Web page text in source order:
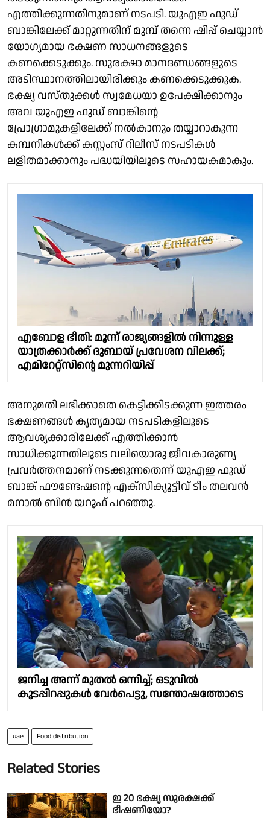
എത്തിക്കുന്നതിനുമാണ് നടപടി. യുഎഇ ഫുഡ്
ബാങ്കിലേക്ക് മാറ്റുന്നതിന് മുമ്പ് തന്നെ ഷിപ്പ് ചെയ്യാന്‍
യോഗ്യമായ ഭക്ഷണ സാധനങ്ങളുടെ
കണക്കെടുക്കും. സുരക്ഷാ മാനദണ്ഡങ്ങളുടെ
അടിസ്ഥാനത്തിലായിരിക്കും കണക്കെടുക്കുക.
ഭക്ഷ്യ വസ്തുക്കള്‍ സ്വമേധയാ ഉപേക്ഷിക്കാനും
അവ യുഎഇ ഫുഡ് ബാങ്കിന്റെ
പ്രോഗ്രാമുകളിലേക്ക് നല്‍കാനും തയ്യാറാകുന്ന
കമ്പനികള്‍ക്ക് കസ്റ്റംസ് റിലീസ് നടപടികള്‍
ലളിതമാക്കാനും പദ്ധയിയിലൂടെ സഹായകമാകും.
എബോള ഭീതി: മൂന്ന് രാജ്യങ്ങളിൽ നിന്നുള്ള
യാത്രക്കാർക്ക് ദുബായ് പ്രവേശന വിലക്ക്;
എമിറേറ്റ്സിന്റെ മുന്നറിയിപ്പ്
അനുമതി ലഭിക്കാതെ കെട്ടിക്കിടക്കുന്ന ഇത്തരം
ഭക്ഷണങ്ങള്‍ കൃത്യമായ നടപടികളിലൂടെ
ആവശ്യക്കാരിലേക്ക് എത്തിക്കാന്‍
സാധിക്കുന്നതിലൂടെ വലിയൊരു ജീവകാരുണ്യ
പ്രവര്‍ത്തനമാണ് നടക്കുന്നതെന്ന് യുഎഇ ഫുഡ്
ബാങ്ക് ഫൗണ്ടേഷന്റെ എക്‌സിക്യൂട്ടീവ് ടീം തലവന്‍
മനാല്‍ ബിന്‍ യറൂഫ് പറഞ്ഞു.
ജനിച്ച അന്ന് മുതല്‍ ഒന്നിച്ച്; ഒടുവില്‍
കൂടപ്പിറപ്പുകള്‍ വേർപെട്ടു, സന്തോഷത്തോടെ
uae Food distribution
Related Stories
ഇ 20 ഭക്ഷ്യ സുരക്ഷക്ക്
ഭീഷണിയോ?